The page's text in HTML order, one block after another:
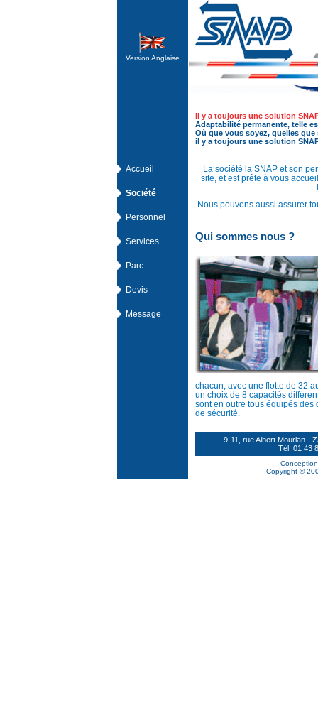
Version Anglaise
Accueil
Société
Personnel
Services
Parc
Devis
Message
Il y a toujours une solution
Adaptabilité permanente, telle
Où que vous soyez, quelles
il y a toujours une solution
La société la SNAP et son
site, et est prête à vous
Nous pouvons aussi assurer
Qui sommes nous ?
chacun, avec une flotte de 32
un choix de 8 capacités
sont en outre tous équipés des
de sécurité.
9-11, rue Albert Mourlan -
Tél. 01 43
Copyright ©